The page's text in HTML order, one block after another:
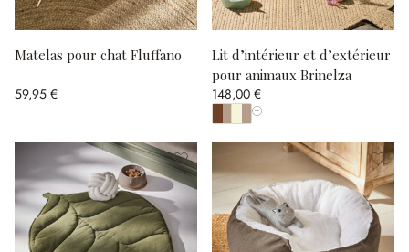
Matelas pour chat Fluffano
59,95 €
Lit d’intérieur et d’extérieur
pour animaux Brinelza
148,00 €
Afficher toutes les couleurs